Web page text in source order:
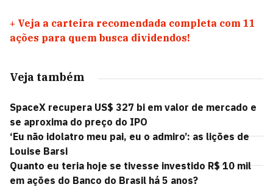
+ Veja a carteira recomendada completa com 11
ações para quem busca dividendos!
Veja também
SpaceX recupera US$ 327 bi em valor de mercado e
se aproxima do preço do IPO
‘Eu não idolatro meu pai, eu o admiro’: as lições de
Louise Barsi
Quanto eu teria hoje se tivesse investido R$ 10 mil
em ações do Banco do Brasil há 5 anos?